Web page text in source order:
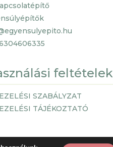
feltételek
SZABÁLYZAT
TÁJÉKOZTATÓ